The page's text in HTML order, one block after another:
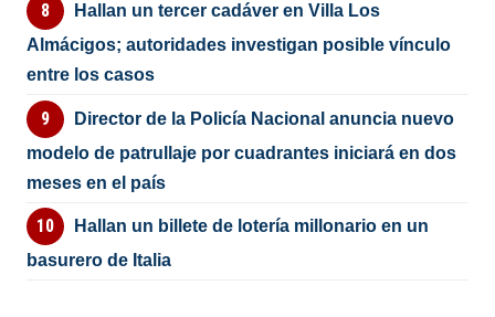
Hallan un tercer cadáver en Villa Los
Almácigos; autoridades investigan posible vínculo
entre los casos
Director de la Policía Nacional anuncia nuevo
modelo de patrullaje por cuadrantes iniciará en dos
meses en el país
Hallan un billete de lotería millonario en un
basurero de Italia